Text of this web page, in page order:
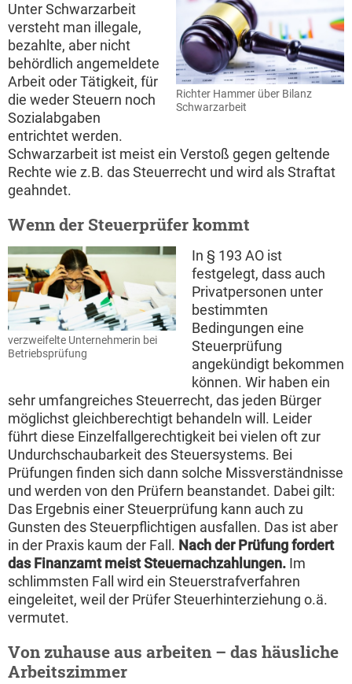
Richter Hammer über Bilanz
Schwarzarbeit
Unter Schwarzarbeit
versteht man illegale,
bezahlte, aber nicht
behördlich angemeldete
Arbeit oder Tätigkeit, für
die weder Steuern noch
Sozialabgaben
entrichtet werden.
Schwarzarbeit ist meist ein Verstoß gegen geltende
Rechte wie z.B. das Steuerrecht und wird als Straftat
geahndet.
Wenn der Steuerprüfer kommt
verzweifelte Unternehmerin bei
Betriebsprüfung
In § 193 AO ist
festgelegt, dass auch
Privatpersonen unter
bestimmten
Bedingungen eine
Steuerprüfung
angekündigt bekommen
können. Wir haben ein
sehr umfangreiches Steuerrecht, das jeden Bürger
möglichst gleichberechtigt behandeln will. Leider
führt diese Einzelfallgerechtigkeit bei vielen oft zur
Undurchschaubarkeit des Steuersystems. Bei
Prüfungen finden sich dann solche Missverständnisse
und werden von den Prüfern beanstandet. Dabei gilt:
Das Ergebnis einer Steuerprüfung kann auch zu
Gunsten des Steuerpflichtigen ausfallen. Das ist aber
in der Praxis kaum der Fall. Nach der Prüfung fordert
das Finanzamt meist Steuernachzahlungen. Im
schlimmsten Fall wird ein Steuerstrafverfahren
eingeleitet, weil der Prüfer Steuerhinterziehung o.ä.
vermutet.
Von zuhause aus arbeiten – das häusliche
Arbeitszimmer